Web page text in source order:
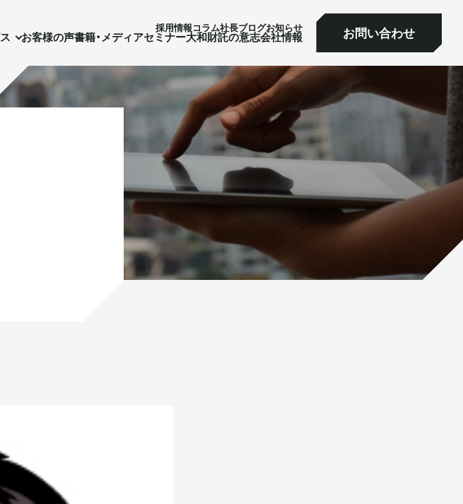
採⽤情報コラム社⻑ブログお知らせ
お客様の声書籍・メディアセミナー大和財託の意志会社情報 お問い合わせ
サービス一覧へ
ョン
サービス一覧へ
ョン
お客様の声書籍・メディアセミナー大和財託の意志会社情報 お問い合わせ